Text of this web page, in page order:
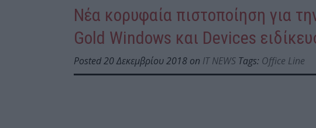
Νέα κορυφαία πιστοποίηση για
Gold Windows και Devices
Posted 20 Δεκεμβρίου 2018 on IT NEWS Tags: Office Line